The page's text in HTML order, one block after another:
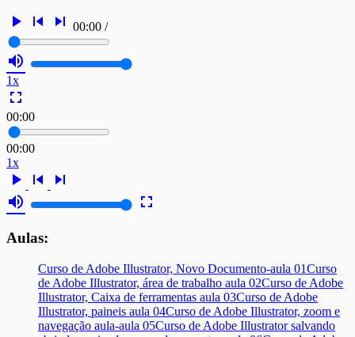
play_arrow skip_previous skip_next 00:00 /
volume_up
1x
fullscreen
00:00
00:00
1x
play_arrow skip_previous
skip_next
volume_up
fullscreen
Aulas:
Curso de Adobe Illustrator, Novo Documento-aula 01Curso
de Adobe Illustrator, área de trabalho aula 02Curso de Adobe
Illustrator, Caixa de ferramentas aula 03Curso de Adobe
Illustrator, paineis aula 04Curso de Adobe Illustrator, zoom e
navegação aula-aula 05Curso de Adobe Illustrator salvando